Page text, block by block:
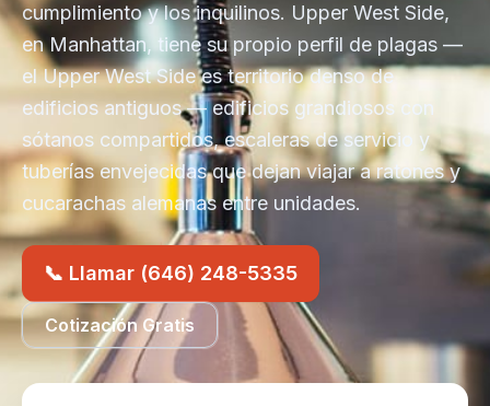
cumplimiento y los inquilinos. Upper West Side,
en Manhattan, tiene su propio perfil de plagas —
el Upper West Side es territorio denso de
edificios antiguos — edificios grandiosos con
sótanos compartidos, escaleras de servicio y
tuberías envejecidas que dejan viajar a ratones y
cucarachas alemanas entre unidades.
📞 Llamar (646) 248-5335
Cotización Gratis